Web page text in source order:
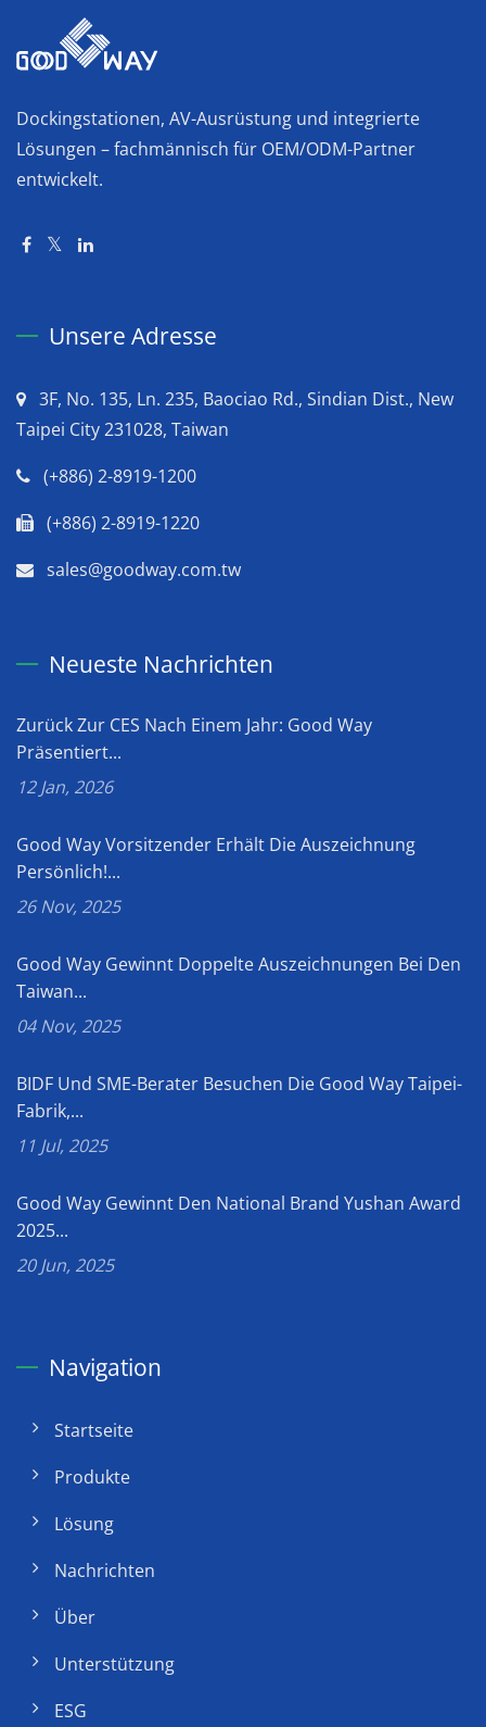
Dockingstationen, AV-Ausrüstung und integrierte
Lösungen – fachmännisch für OEM/ODM-Partner
entwickelt.
Unsere Adresse
3F, No. 135, Ln. 235, Baociao Rd., Sindian Dist., New
Taipei City 231028, Taiwan
(+886) 2-8919-1200
(+886) 2-8919-1220
sales@goodway.com.tw
Neueste Nachrichten
Zurück Zur CES Nach Einem Jahr: Good Way
Präsentiert...
12 Jan, 2026
Good Way Vorsitzender Erhält Die Auszeichnung
Persönlich!...
26 Nov, 2025
Good Way Gewinnt Doppelte Auszeichnungen Bei Den
Taiwan...
04 Nov, 2025
BIDF Und SME-Berater Besuchen Die Good Way Taipei-
Fabrik,...
11 Jul, 2025
Good Way Gewinnt Den National Brand Yushan Award
2025...
20 Jun, 2025
Navigation
Startseite
Produkte
Lösung
Nachrichten
Über
Unterstützung
ESG